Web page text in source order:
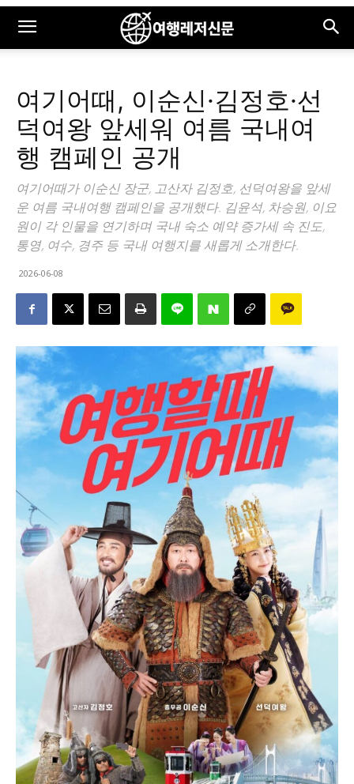
여기어때, 이순신·김정호·선
덕여왕 앞세워 여름 국내여
행 캠페인 공개
여기어때가 이순신 장군, 고산자 김정호, 선덕여왕을 앞세
운 여름 국내여행 캠페인을 공개했다. 김윤석, 차승원, 이요
원이 각 인물을 연기하며 국내 숙소 예약 증가세 속 진도,
통영, 여수, 경주 등 국내 여행지를 새롭게 소개한다.
2026-06-08